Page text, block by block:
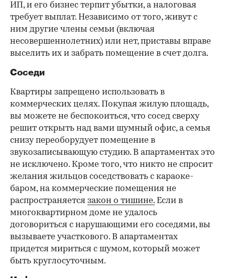
ИП, и его бизнес терпит убытки, а налоговая
требует выплат. Независимо от того, живут с
ним другие члены семьи (включая
несовершеннолетних) или нет, приставы вправе
выселить их и забрать помещение в счет долга.
Соседи
Квартиры запрещено использовать в
коммерческих целях. Покупая жилую площадь,
вы можете не беспокоиться, что сосед сверху
решит открыть над вами шумный офис, а семья
снизу переоборудует помещение в
звукозаписывающую студию. В апартаментах это
не исключено. Кроме того, что никто не спросит
желания жильцов соседствовать с караоке-
баром, на коммерческие помещения не
распространяется закон о тишине. Если в
многоквартирном доме не удалось
договориться с нарушающими его соседями, вы
вызываете участкового. В апартаментах
придется мириться с шумом, который может
быть круглосуточным.